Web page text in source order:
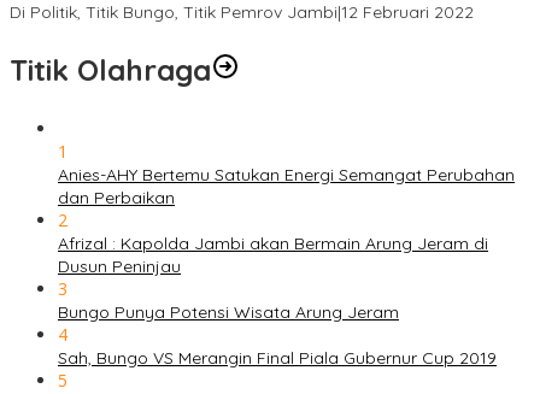
Di Politik, Titik Bungo, Titik Pemrov Jambi|12 Februari 2022
Titik Olahraga
1
Anies-AHY Bertemu Satukan Energi Semangat Perubahan
dan Perbaikan
2
Afrizal : Kapolda Jambi akan Bermain Arung Jeram di
Dusun Peninjau
3
Bungo Punya Potensi Wisata Arung Jeram
4
Sah, Bungo VS Merangin Final Piala Gubernur Cup 2019
5